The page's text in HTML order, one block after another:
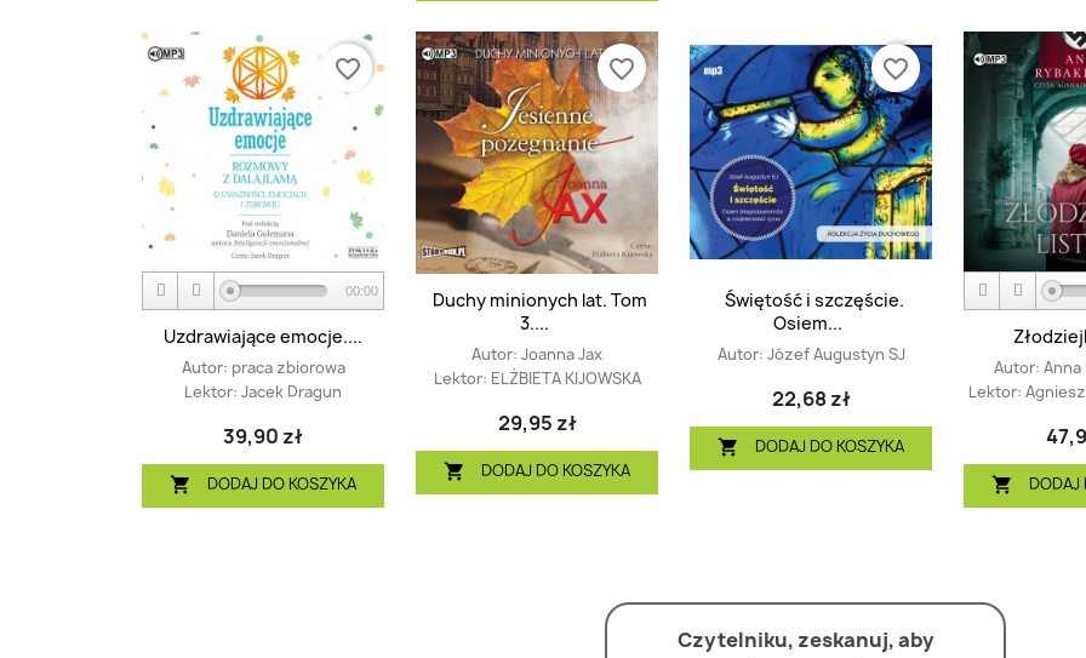
00:00
Uzdrawiające emocje....
Autor: praca zbiorowa
Lektor: Jacek Dragun
39,90 zł
 DODAJ DO KOSZYKA
favorite_border
Duchy minionych lat. Tom
3....
Autor: Joanna Jax
Lektor: ELŻBIETA KIJOWSKA
29,95 zł
 DODAJ DO KOSZYKA
favorite_border
Świętość i szczęście.
Osiem...
Autor: Józef Augustyn SJ
22,68 zł
 DODAJ DO KOSZYKA
favorite_border
Autor: Anna
Lektor:
 DODAJ
Czytelniku, zeskanuj, aby